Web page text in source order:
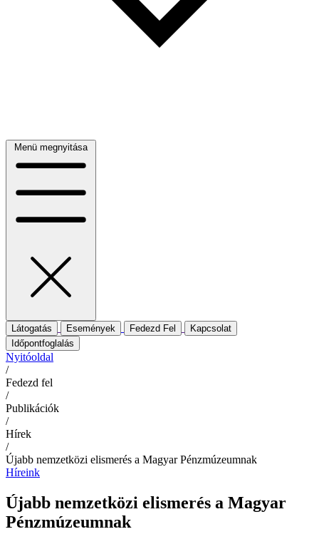
Menü megnyitása
Látogatás Események Fedezd Fel
Kapcsolat
Időpontfoglalás
Nyitóoldal
/
Fedezd fel
/
Publikációk
/
Hírek
/
Újabb nemzetközi elismerés a Magyar Pénzmúzeumnak
Híreink
Újabb nemzetközi elismerés a Magyar
Pénzmúzeumnak